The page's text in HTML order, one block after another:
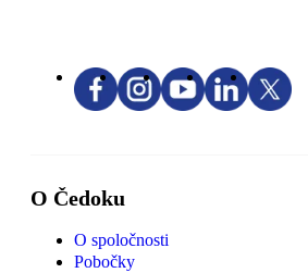
O Čedoku
O spoločnosti
Pobočky